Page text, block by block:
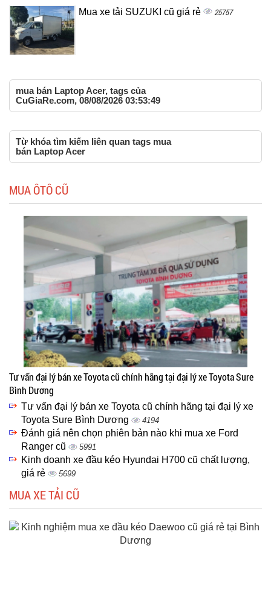
Mua xe tải SUZUKI cũ giá rẻ 25757
mua bán Laptop Acer, tags của
CuGiaRe.com, 08/08/2026 03:53:49
Từ khóa tìm kiếm liên quan tags mua
bán Laptop Acer
MUA ÔTÔ CŨ
Tư vấn đại lý bán xe Toyota cũ chính hãng tại đại lý xe Toyota Sure
Bình Dương
Tư vấn đại lý bán xe Toyota cũ chính hãng tại đại lý xe
Toyota Sure Bình Dương
4194
Đánh giá nên chọn phiên bản nào khi mua xe Ford
Ranger cũ
5991
Kinh doanh xe đầu kéo Hyundai H700 cũ chất lượng,
giá rẻ
5699
MUA XE TẢI CŨ